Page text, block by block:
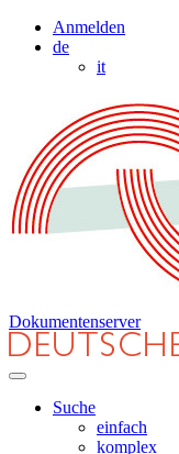
Anmelden
de
it
Dokumentenserver
Suche
einfach
komplex